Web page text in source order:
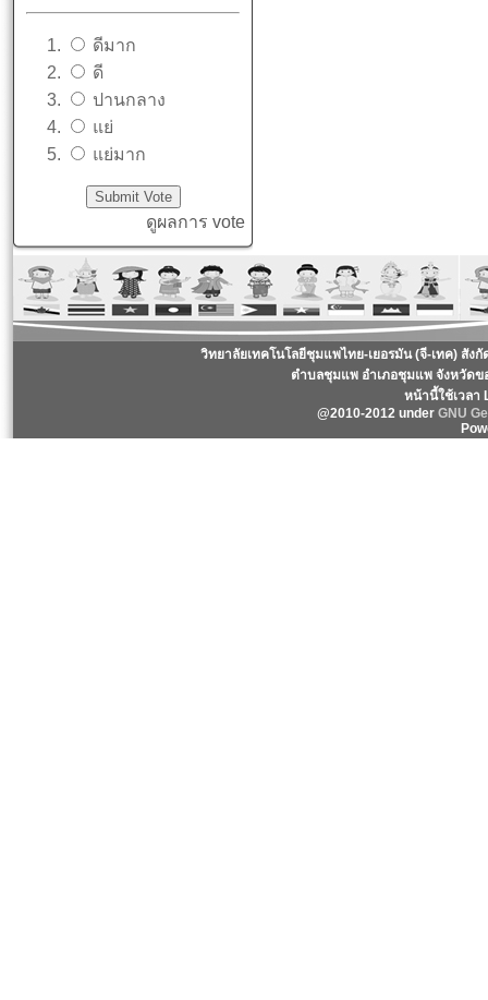
ดีมาก
ดี
ปานกลาง
แย่
แย่มาก
ดูผลการ vote
วิทยาลัยเทคโนโลยีชุมแพไทย-เยอรมัน (จี-เทค) สัง
ตำบลชุมแพ อำเภอชุมแพ จังหวัดข
หน้านี้ใช้เวลา
@2010-2012 under GNU